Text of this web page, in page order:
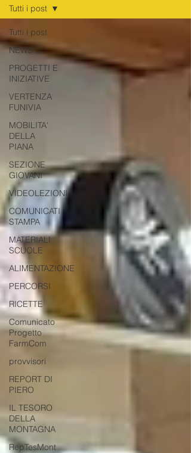
Tutti i post
NEWS
PROGETTI E
INIZIATIVE
VERTENZA
FUNIVIA
MOBILITA'
DELLA
PIANA
SEZIONE
GIOVANI
VIDEOLEZIONI
COMUNICATI
STAMPA
MATERIALI
SCUOLE
ALIMENTAZIONE
PERCORSI
RICETTE
Comunicato
Progetto
FarmCom
provvisori
REPORT DI
PIERO
IL TESORO
DELLA
MONTAGNA
RepTesMont
Tutti i post